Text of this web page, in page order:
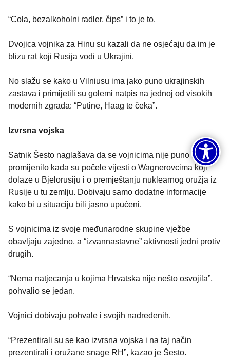
“Cola, bezalkoholni radler, čips” i to je to.
Dvojica vojnika za Hinu su kazali da ne osjećaju da im je
blizu rat koji Rusija vodi u Ukrajini.
No slažu se kako u Vilniusu ima jako puno ukrajinskih
zastava i primijetili su golemi natpis na jednoj od visokih
modernih zgrada: “Putine, Haag te čeka”.
Izvrsna vojska
Satnik Šesto naglašava da se vojnicima nije puno toga
promijenilo kada su počele vijesti o Wagnerovcima koji
dolaze u Bjelorusiju i o premještanju nuklearnog oružja iz
Rusije u tu zemlju. Dobivaju samo dodatne informacije
kako bi u situaciju bili jasno upućeni.
S vojnicima iz svoje međunarodne skupine vježbe
obavljaju zajedno, a “izvannastavne” aktivnosti jedni protiv
drugih.
“Nema natjecanja u kojima Hrvatska nije nešto osvojila”,
pohvalio se jedan.
Vojnici dobivaju pohvale i svojih nadređenih.
“Prezentirali su se kao izvrsna vojska i na taj način
prezentirali i oružane snage RH”, kazao je Šesto.